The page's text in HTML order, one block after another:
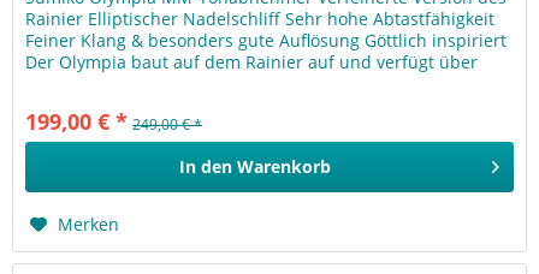
Rainier Elliptischer Nadelschliff Sehr hohe Abtastfähigkeit
Feiner Klang & besonders gute Auflösung Göttlich inspiriert
Der Olympia baut auf dem Rainier auf und verfügt über
199,00 € * 249,00 € *
In den Warenkorb
Merken